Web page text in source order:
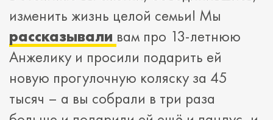
изменить жизнь целой семьи! Мы
рассказывали вам про 13-летнюю
Анжелику и просили подарить ей
новую прогулочную коляску за 45
тысяч – а вы собрали в три раза